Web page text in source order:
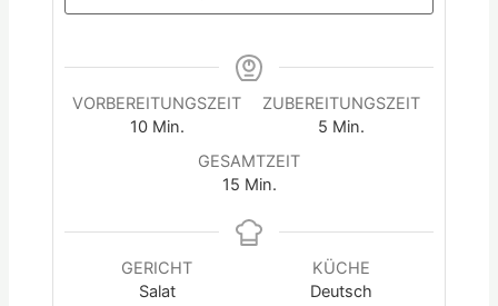
VORBEREITUNGSZEIT
10 Min.
ZUBEREITUNGSZEIT
5 Min.
GESAMTZEIT
15 Min.
GERICHT
Salat
KÜCHE
Deutsch